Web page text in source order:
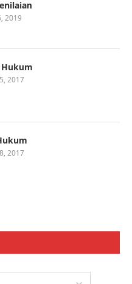
2019
Hukum
2017
2017